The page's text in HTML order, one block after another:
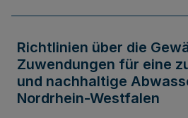
Richtlinien über die
Zuwendungen für eine
und nachhaltige
Nordrhein-Westfalen